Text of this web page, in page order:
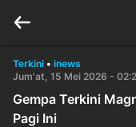
Terkini • inews
Jum'at, 15 Mei 2026 -
Gempa Terkini
Pagi Ini